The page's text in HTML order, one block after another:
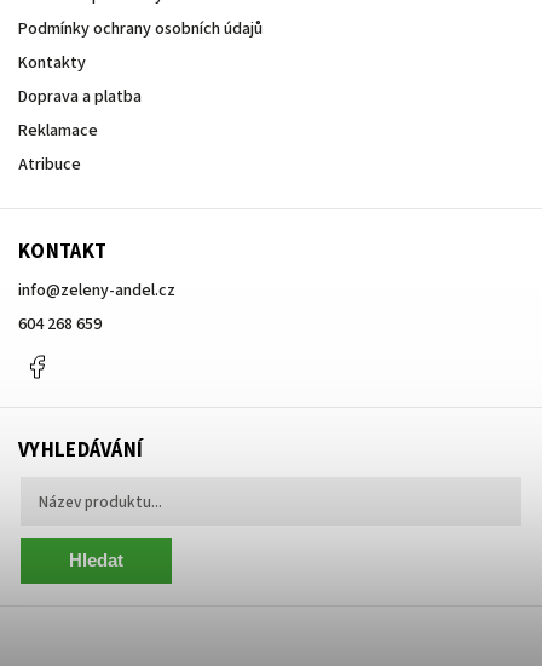
Podmínky ochrany osobních údajů
Kontakty
Doprava a platba
Reklamace
Atribuce
KONTAKT
info@zeleny-andel.cz
604 268 659
VYHLEDÁVÁNÍ
Hledat